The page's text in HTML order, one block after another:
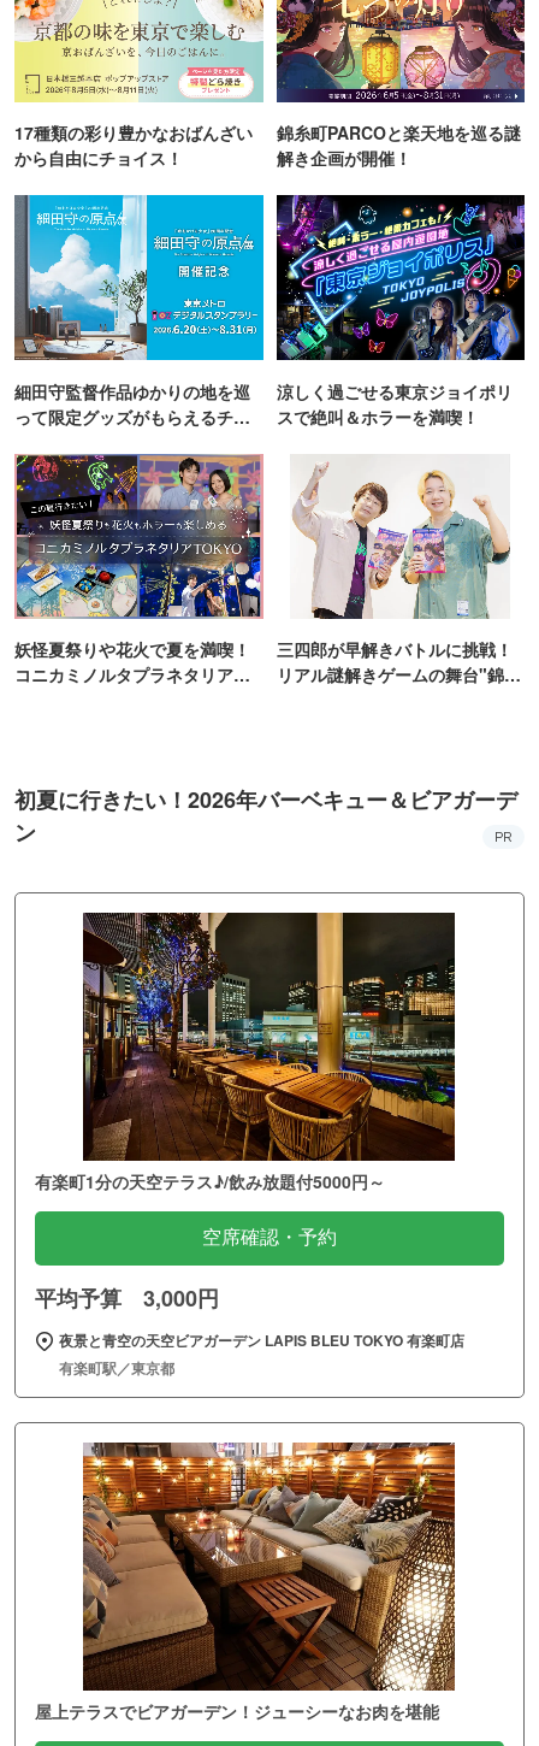
17種類の彩り豊かなおばんざい
から自由にチョイス！
錦糸町PARCOと楽天地を巡る謎
解き企画が開催！
細田守監督作品ゆかりの地を巡
って限定グッズがもらえるチャ
涼しく過ごせる東京ジョイポリ
スで絶叫＆ホラーを満喫！
妖怪夏祭りや花火で夏を満喫！
コニカミノルタプラネタリア
三四郎が早解きバトルに挑戦！
リアル謎解きゲームの舞台"錦糸
初夏に行きたい！2026年バーベキュー＆ビアガーデ
ン
PR
有楽町1分の天空テラス♪/飲み放題付5000円～
空席確認・予約
平均予算 3,000円
夜景と青空の天空ビアガーデン LAPIS BLEU TOKYO 有楽町店
有楽町駅／東京都
屋上テラスでビアガーデン！ジューシーなお肉を堪能